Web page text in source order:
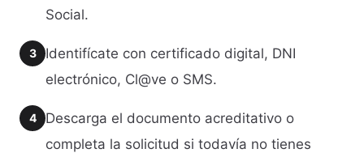
Social.
3
Identifícate con certificado digital, DNI
electrónico, Cl@ve o SMS.
4
Descarga el documento acreditativo o
completa la solicitud si todavía no tienes